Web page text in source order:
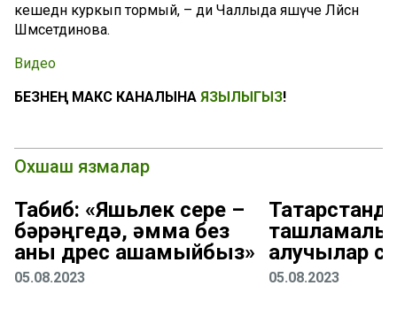
кешедән куркып тормый, – ди Чаллыда яшәүче Ләйсән
Шәмсетдинова.
Видео
БЕЗНЕҢ МАКС КАНАЛЫНА ЯЗЫЛЫГЫЗ!
Охшаш язмалар
Табиб: «Яшьлек сере –
бәрәңгедә, әмма без
аны дөрес ашамыйбыз»
05.08.2023
ташламалы
алучылар
05.08.2023